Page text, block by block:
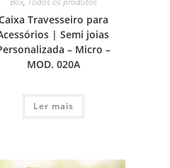
Travesseiro para
| Semi joias
– Micro –
MOD. 020A
Ler mais